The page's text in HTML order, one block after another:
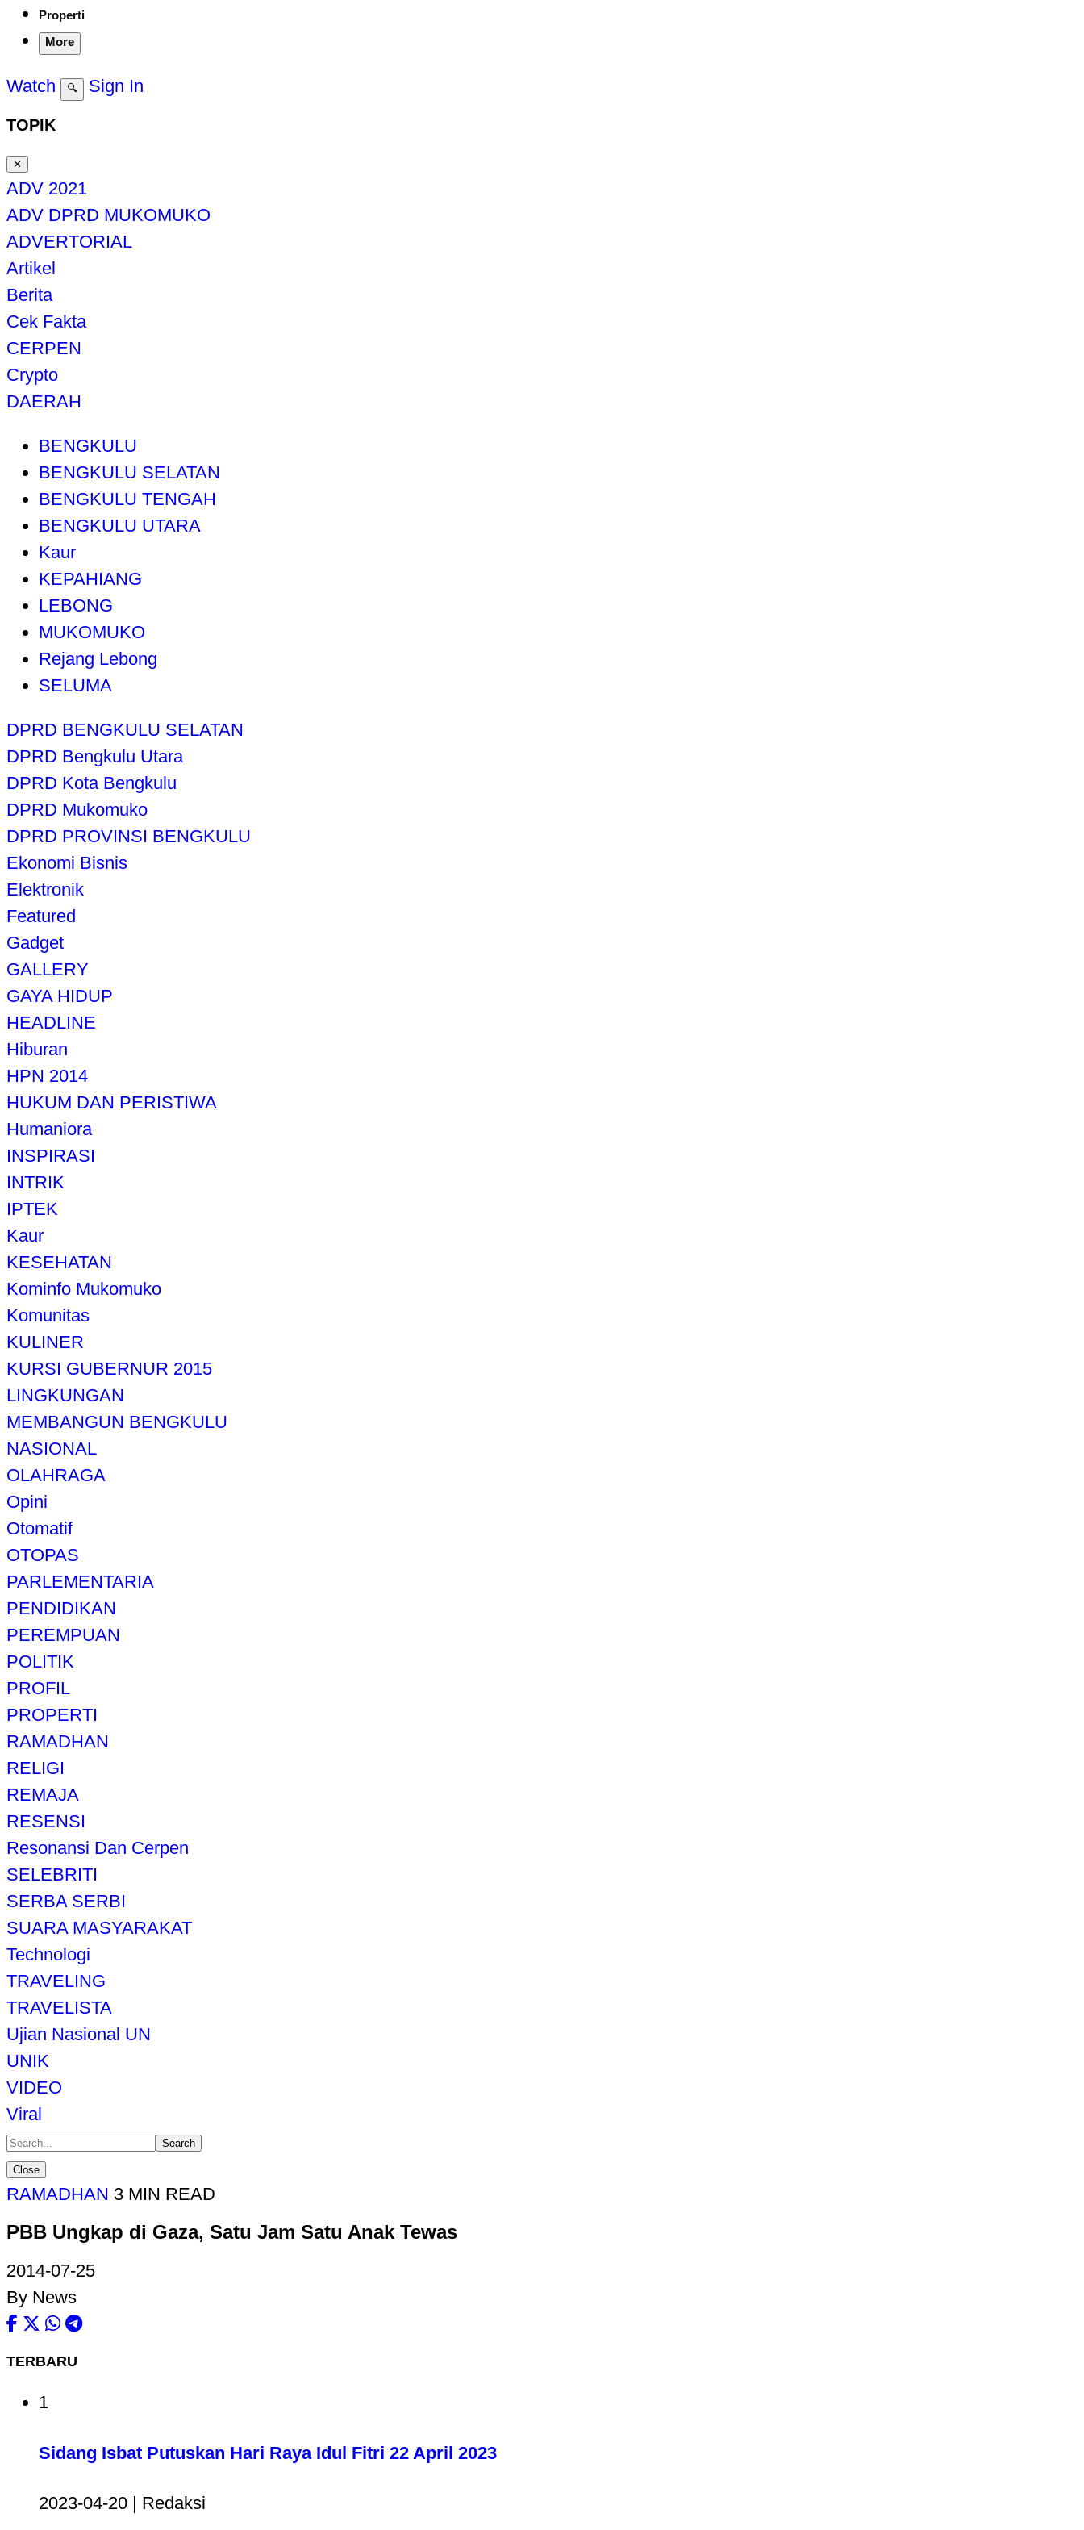
Properti
More
Watch 🔍 Sign In
TOPIK
✕
ADV 2021
ADV DPRD MUKOMUKO
ADVERTORIAL
Artikel
Berita
Cek Fakta
CERPEN
Crypto
DAERAH
BENGKULU
BENGKULU SELATAN
BENGKULU TENGAH
BENGKULU UTARA
Kaur
KEPAHIANG
LEBONG
MUKOMUKO
Rejang Lebong
SELUMA
DPRD BENGKULU SELATAN
DPRD Bengkulu Utara
DPRD Kota Bengkulu
DPRD Mukomuko
DPRD PROVINSI BENGKULU
Ekonomi Bisnis
Elektronik
Featured
Gadget
GALLERY
GAYA HIDUP
HEADLINE
Hiburan
HPN 2014
HUKUM DAN PERISTIWA
Humaniora
INSPIRASI
INTRIK
IPTEK
Kaur
KESEHATAN
Kominfo Mukomuko
Komunitas
KULINER
KURSI GUBERNUR 2015
LINGKUNGAN
MEMBANGUN BENGKULU
NASIONAL
OLAHRAGA
Opini
Otomatif
OTOPAS
PARLEMENTARIA
PENDIDIKAN
PEREMPUAN
POLITIK
PROFIL
PROPERTI
RAMADHAN
RELIGI
REMAJA
RESENSI
Resonansi Dan Cerpen
SELEBRITI
SERBA SERBI
SUARA MASYARAKAT
Technologi
TRAVELING
TRAVELISTA
Ujian Nasional UN
UNIK
VIDEO
Viral
Search
Close
RAMADHAN 3 MIN READ
PBB Ungkap di Gaza, Satu Jam Satu Anak Tewas
2014-07-25
By News
TERBARU
1
Sidang Isbat Putuskan Hari Raya Idul Fitri 22 April 2023
2023-04-20 | Redaksi